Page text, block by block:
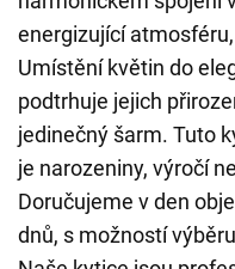
energizující
Umístění květin do
podtrhuje jejich
jedinečný šarm. Tuto
je narozeniny, výročí
Doručujeme v den
dnů, s možností